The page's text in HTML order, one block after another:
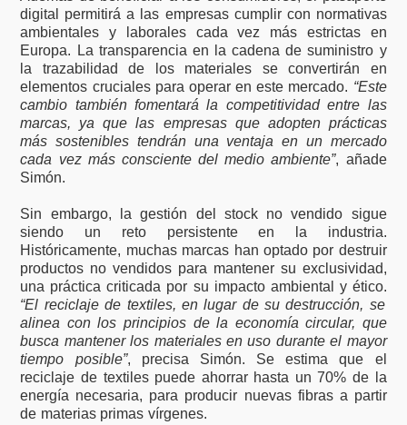
digital permitirá a las empresas cumplir con normativas
ambientales y laborales cada vez más estrictas en
Europa. La transparencia en la cadena de suministro y
la trazabilidad de los materiales se convertirán en
elementos cruciales para operar en este mercado. “Este
cambio también fomentará la competitividad entre las
marcas, ya que las empresas que adopten prácticas
más sostenibles tendrán una ventaja en un mercado
cada vez más consciente del medio ambiente”, añade
Simón.
Sin embargo, la gestión del stock no vendido sigue
siendo un reto persistente en la industria.
Históricamente, muchas marcas han optado por destruir
productos no vendidos para mantener su exclusividad,
una práctica criticada por su impacto ambiental y ético.
“El reciclaje de textiles, en lugar de su destrucción, se
alinea con los principios de la economía circular, que
busca mantener los materiales en uso durante el mayor
tiempo posible”, precisa Simón. Se estima que el
reciclaje de textiles puede ahorrar hasta un 70% de la
energía necesaria, para producir nuevas fibras a partir
de materias primas vírgenes.